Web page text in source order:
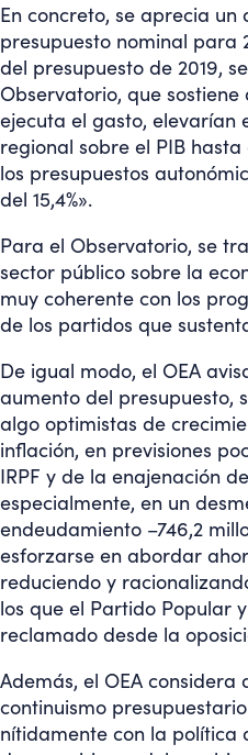
En concreto, se aprecia un
presupuesto nominal para
del presupuesto de 2019,
Observatorio, que sostiene
ejecuta el gasto, elevarían
regional sobre el PIB
los presupuestos
del 15,4%».
Para el Observatorio, se
sector público sobre la
muy coherente con los
de los partidos que
De igual modo, el OEA
aumento del presupuesto,
algo optimistas de
inflación, en previsiones
IRPF y de la enajenación
especialmente, en un
endeudamiento –746,2
esforzarse en abordar
reduciendo y
los que el Partido Popular
reclamado desde la
Además, el OEA
continuismo
nítidamente con la política